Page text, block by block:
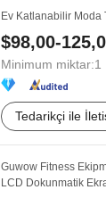
Ev Katlanabilir Moda
$98,00-
Minimum miktar:1
Tedarikçi ile
Guwow Fitness
LCD Dokunmatik